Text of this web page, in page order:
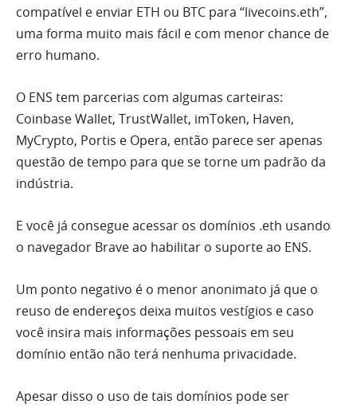
compatível e enviar ETH ou BTC para “livecoins.eth”,
uma forma muito mais fácil e com menor chance de
erro humano.
O ENS tem parcerias com algumas carteiras:
Coinbase Wallet, TrustWallet, imToken, Haven,
MyCrypto, Portis e Opera, então parece ser apenas
questão de tempo para que se torne um padrão da
indústria.
E você já consegue acessar os domínios .eth usando
o navegador Brave ao habilitar o suporte ao ENS.
Um ponto negativo é o menor anonimato já que o
reuso de endereços deixa muitos vestígios e caso
você insira mais informações pessoais em seu
domínio então não terá nenhuma privacidade.
Apesar disso o uso de tais domínios pode ser